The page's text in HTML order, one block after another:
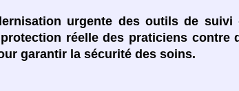
urgente des outils de suivi
réelle des praticiens contre
garantir la sécurité des soins.